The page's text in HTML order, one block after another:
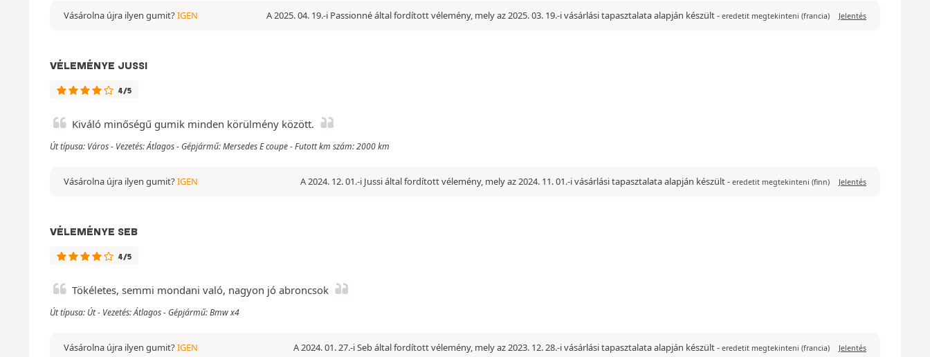
A 2025. 04. 19.-i Passionné által fordított vélemény, mely az 2025. 03. 19.-i vásárlási tapasztalata alapján készült- eredetit megtekinteni (francia) Jelentés
Vásárolna újra ilyen gumit?IGEN
VÉLEMÉNYE JUSSI
4/5
Kiváló minőségű gumik minden körülmény között.
Út típusa: Város - Vezetés: Átlagos - Gépjármű: Mersedes E coupe - Futott km szám: 2000 km
A 2024. 12. 01.-i Jussi által fordított vélemény, mely az 2024. 11. 01.-i vásárlási tapasztalata alapján készült- eredetit megtekinteni (finn) Jelentés
Vásárolna újra ilyen gumit?IGEN
VÉLEMÉNYE SEB
4/5
Tökéletes, semmi mondani való, nagyon jó abroncsok
Út típusa: Út - Vezetés: Átlagos - Gépjármű: Bmw x4
A 2024. 01. 27.-i Seb által fordított vélemény, mely az 2023. 12. 28.-i vásárlási tapasztalata alapján készült- eredetit megtekinteni (francia) Jelentés
Vásárolna újra ilyen gumit?IGEN